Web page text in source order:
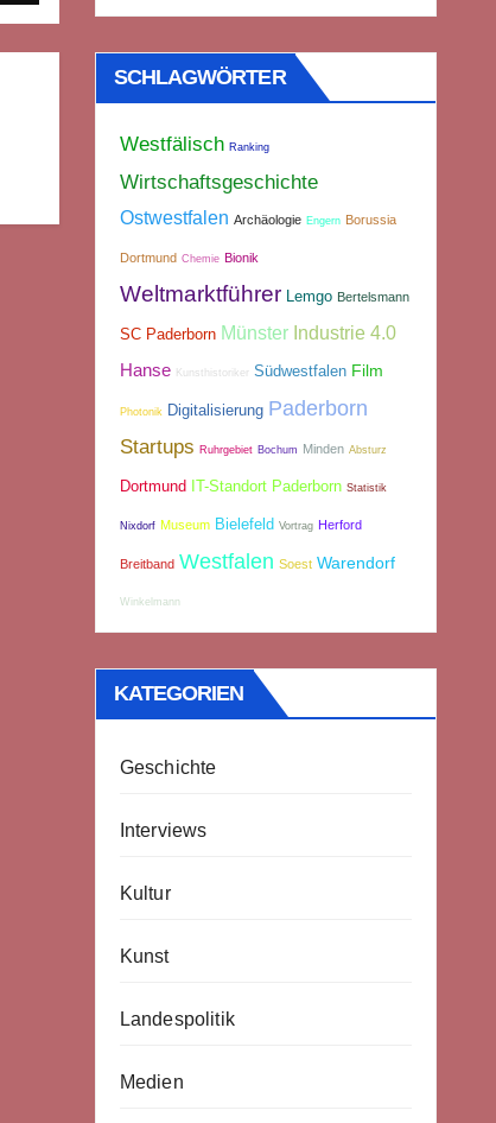
SCHLAGWÖRTER
Westfälisch Ranking
Wirtschaftsgeschichte
Ostwestfalen Archäologie Engern Borussia
Dortmund Chemie Bionik
Weltmarktführer Lemgo Bertelsmann
SC Paderborn Münster Industrie 4.0
Hanse Kunsthistoriker Südwestfalen Film
Photonik Digitalisierung Paderborn
Startups Ruhrgebiet Bochum Minden Absturz
Dortmund IT-Standort Paderborn Statistik
Nixdorf Museum Bielefeld Vortrag Herford
Breitband Westfalen Soest Warendorf
Winkelmann
KATEGORIEN
Geschichte
Interviews
Kultur
Kunst
Landespolitik
Medien